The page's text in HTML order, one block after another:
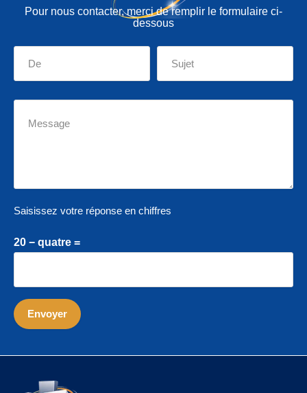
Pour nous contacter, merci de remplir le formulaire ci-
dessous
Saisissez votre réponse en chiffres
20 − quatre =